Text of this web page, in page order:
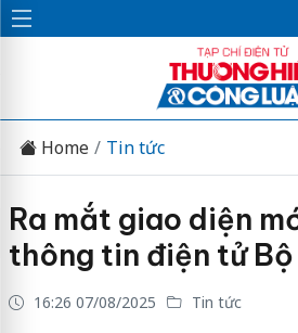
Home Tin tức
Ra mắt giao diện
thông tin điện tử
16:26 07/08/2025 Tin tức